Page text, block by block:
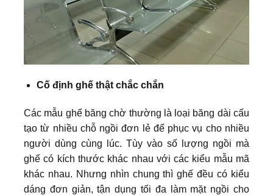
Cố định ghế thật chắc chắn
Các mẫu ghế băng chờ thường là loại băng dài cấu
tạo từ nhiều chỗ ngồi đơn lẻ để phục vụ cho nhiều
người dùng cùng lúc. Tùy vào số lượng ngồi mà
ghế có kích thước khác nhau với các kiểu mẫu mã
khác nhau. Nhưng nhìn chung thì ghế đều có kiểu
dáng đơn giản, tận dụng tối đa làm mặt ngồi cho